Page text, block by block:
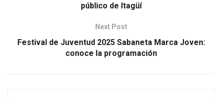
público de Itagüí
Next Post
Festival de Juventud 2025 Sabaneta Marca Joven:
conoce la programación